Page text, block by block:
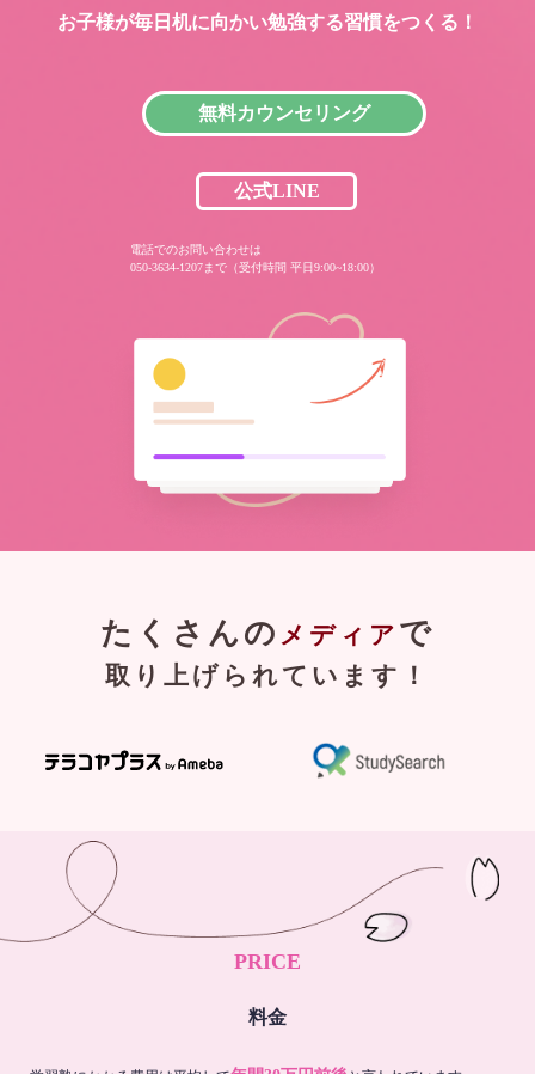
お子様が毎日机に向かい勉強する習慣をつくる！
無料カウンセリング
公式LINE
電話でのお問い合わせは
050-3634-1207まで（受付時間 平日9:00~18:00）
たくさんの メディア で
取り上げられています！
PRICE
料金